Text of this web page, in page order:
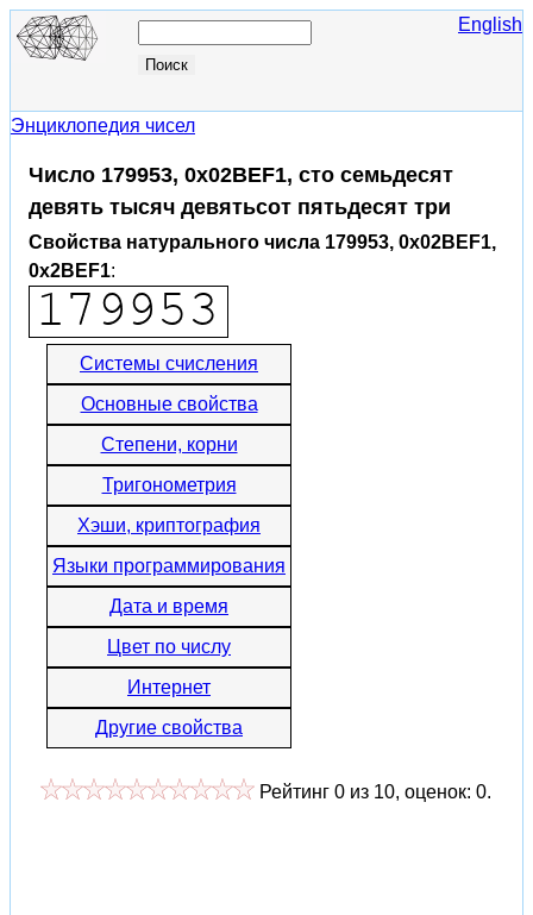
English
Энциклопедия чисел
Число 179953, 0x02BEF1, сто семьдесят
девять тысяч девятьсот пятьдесят три
Свойства натурального числа 179953, 0x02BEF1,
0x2BEF1:
Системы счисления
Основные свойства
Степени, корни
Тригонометрия
Хэши, криптография
Языки программирования
Дата и время
Цвет по числу
Интернет
Другие свойства
Рейтинг 0 из 10, оценок: 0.